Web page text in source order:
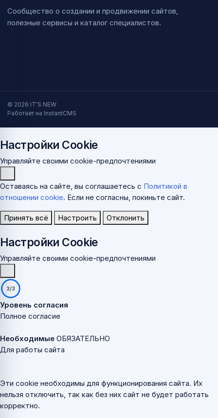
Сообщество о создании и продвижении сайтов,
полезные сервисы и каталог специалистов.
© 2026 IT'S NEW
Работает на InstantCMS
Настройки Cookie
Управляйте своими cookie-предпочтениями
Оставаясь на сайте, вы соглашаетесь с Политикой в
отношении cookie. Если не согласны, покиньте сайт.
Принять всё Настроить Отклонить
Настройки Cookie
Управляйте своими cookie-предпочтениями
3/3
Уровень согласия
Полное согласие
Необходимые ОБЯЗАТЕЛЬНО
Для работы сайта
Эти cookie необходимы для функционирования сайта. Их
нельзя отключить, так как без них сайт не будет работать
корректно.